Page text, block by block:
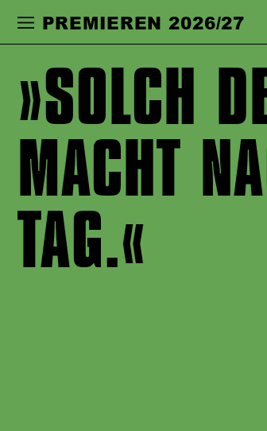
Zur Hauptnavigation springen
PREMIEREN 2026/27
SOLCH
MACHT
TAG.